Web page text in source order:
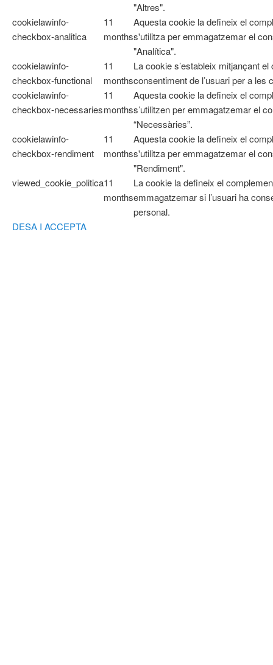
"Altres".
cookielawinfo-
checkbox-analitica
11
months
Aquesta cookie la defineix el
s'utilitza per emmagatzemar el
"Analítica".
cookielawinfo-
checkbox-functional
11
months
La cookie s’estableix mitjançant
consentiment de l’usuari per a les
cookielawinfo-
checkbox-necessaries
11
months
Aquesta cookie la defineix el
s’utilitzen per emmagatzemar el
“Necessàries”.
cookielawinfo-
checkbox-rendiment
11
months
Aquesta cookie la defineix el
s'utilitza per emmagatzemar el
"Rendiment".
viewed_cookie_politica11
months
La cookie la defineix el
emmagatzemar si l’usuari ha
personal.
DESA I ACCEPTA